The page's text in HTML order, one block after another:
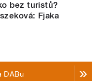
bez turistů?
Fjaka
DABu